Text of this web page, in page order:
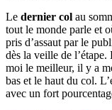
Le dernier col au
tout le monde parle et
pris d’assaut par le
dès la veille de l’étape.
moi le meilleur, il y a
bas et le haut du col.
avec un fort